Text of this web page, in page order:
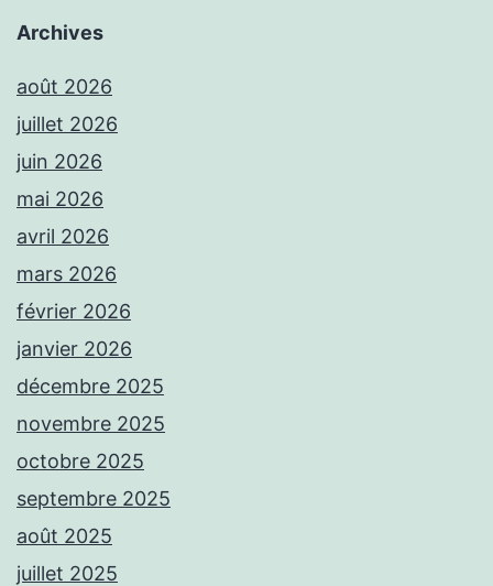
Archives
août 2026
juillet 2026
juin 2026
mai 2026
avril 2026
mars 2026
février 2026
janvier 2026
décembre 2025
novembre 2025
octobre 2025
septembre 2025
août 2025
juillet 2025